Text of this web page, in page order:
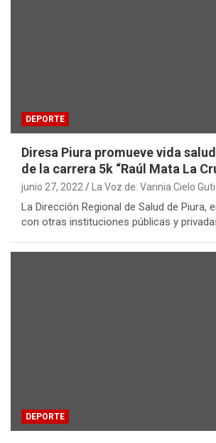
DEPORTE
Diresa Piura promueve vida
de la carrera 5k “Raúl Mata La
junio 27, 2022 La Voz de: Varinia Cielo
La Dirección Regional de Salud de Piura,
con otras instituciones públicas y
DEPORTE